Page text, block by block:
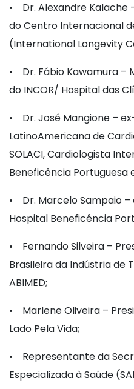
• Dr. Alexandre Kalache
do Centro Internacional
(International Longevity
• Dr. Fábio Kawamura –
do INCOR/ Hospital das
• Dr. José Mangione –
LatinoAmericana de
SOLACI, Cardiologista
Beneficência Portuguesa
• Dr. Marcelo Sampaio
Hospital Beneficência
• Fernando Silveira –
Brasileira da Indústria de
ABIMED;
• Marlene Oliveira –
Lado Pela Vida;
• Representante da
Especializada à Saúde